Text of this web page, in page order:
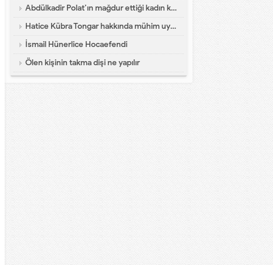
Abdülkadir Polat’ın mağdur ettiği kadın konuştu
Hatice Kübra Tongar hakkında mühim uyarı
İsmail Hünerlice Hocaefendi
Ölen kişinin takma dişi ne yapılır